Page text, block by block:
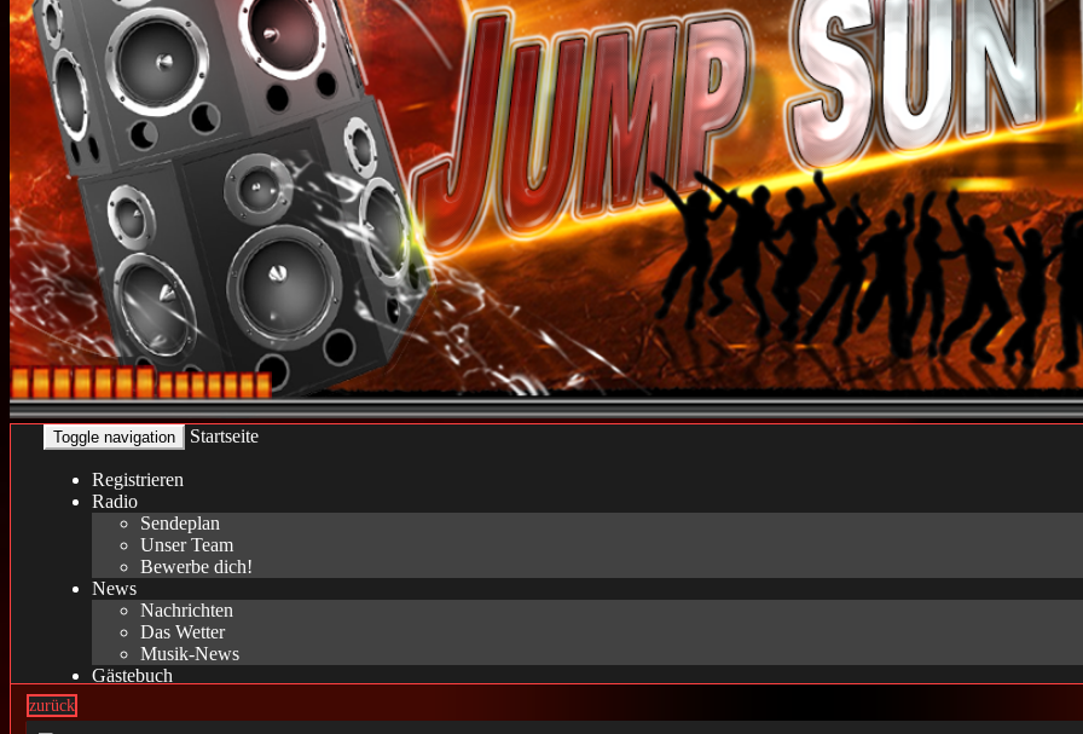
Toggle navigation Startseite
Registrieren
Radio
Sendeplan
Unser Team
Bewerbe dich!
News
Nachrichten
Das Wetter
Musik-News
Gästebuch
zurück